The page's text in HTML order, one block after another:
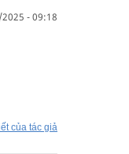
- 09:18
của tác giả